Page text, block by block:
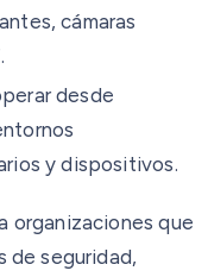
cámaras
desde
y dispositivos.
organizaciones que
de seguridad,